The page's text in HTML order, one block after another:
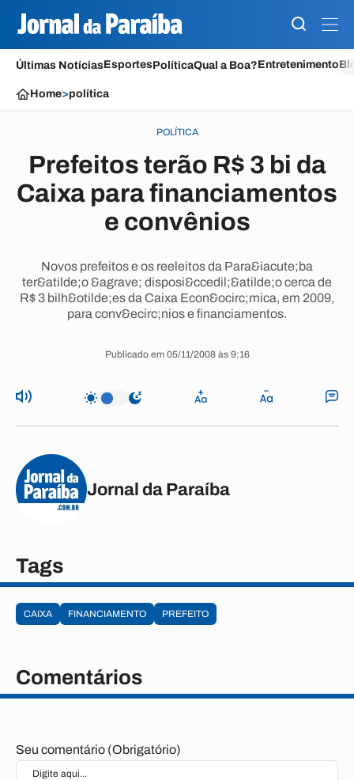
Últimas NotíciasEsportesPolíticaQual a Boa?Entretenimento
Home>política
POLÍTICA
Prefeitos terão R$ 3 bi da
Caixa para financiamentos
e convênios
Novos prefeitos e os reeleitos da Para&iacute;ba
ter&atilde;o &agrave; disposi&ccedil;&atilde;o cerca de
R$ 3 bilh&otilde;es da Caixa Econ&ocirc;mica, em 2009,
para conv&ecirc;nios e financiamentos.
Publicado em 05/11/2008 às 9:16
Jornal da Paraíba
Tags
CAIXA FINANCIAMENTO PREFEITO
Comentários
Seu comentário (Obrigatório)